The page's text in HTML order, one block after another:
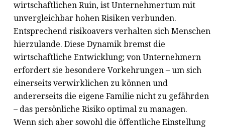
wirtschaftlichen Ruin, ist Unternehmertum mit
unvergleichbar hohen Risiken verbunden.
Entsprechend risikoavers verhalten sich Menschen
hierzulande. Diese Dynamik bremst die
wirtschaftliche Entwicklung; von Unternehmern
erfordert sie besondere Vorkehrungen – um sich
einerseits verwirklichen zu können und
andererseits die eigene Familie nicht zu gefährden
– das persönliche Risiko optimal zu managen.
Wenn sich aber sowohl die öffentliche Einstellung